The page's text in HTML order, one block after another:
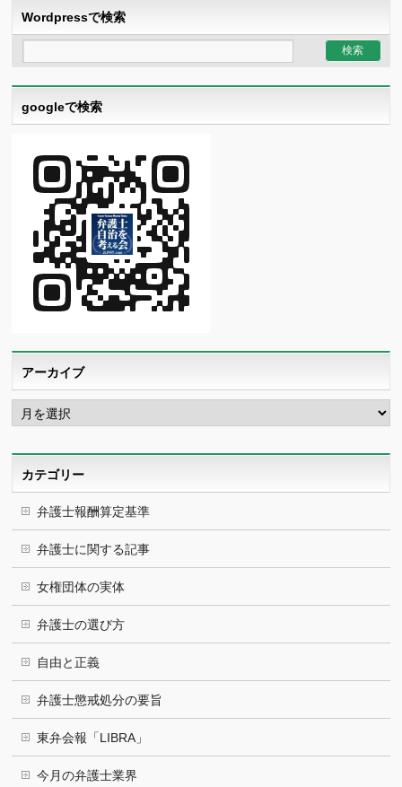
Wordpressで検索
googleで検索
アーカイブ
ア
ー
カ
カテゴリー
弁護士報酬算定基準
弁護士に関する記事
女権団体の実体
弁護士の選び方
自由と正義
弁護士懲戒処分の要旨
東弁会報「LIBRA」
今月の弁護士業界